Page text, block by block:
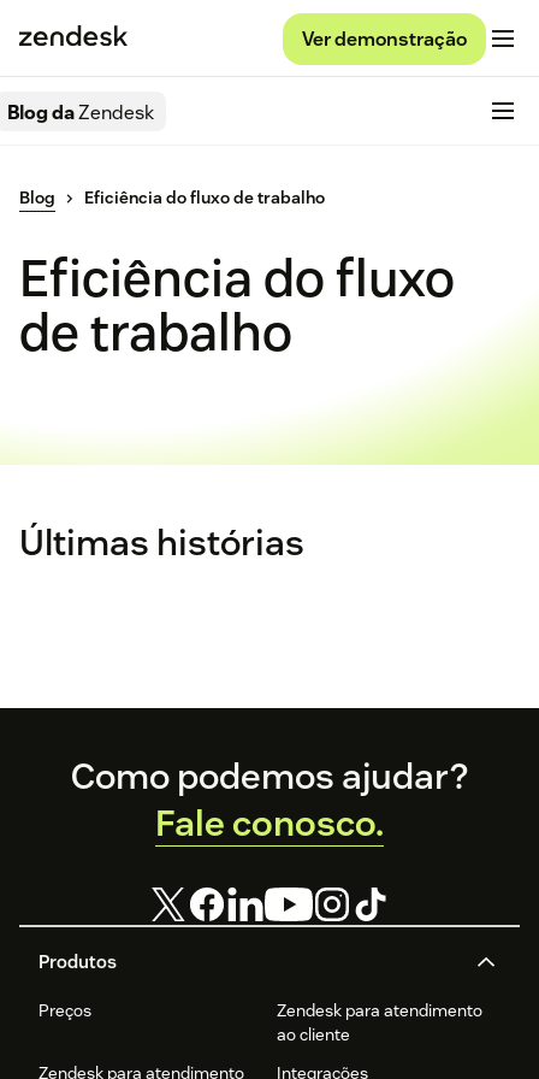
Ver demonstração
Blog daZendesk
Blog Eficiência do fluxo de trabalho
Eficiência do fluxo
de trabalho
Últimas histórias
Footer
Produtos
Preços
Zendesk para atendimento
ao cliente
Zendesk para atendimento
Integrações
Como podemos ajudar?
Fale conosco.